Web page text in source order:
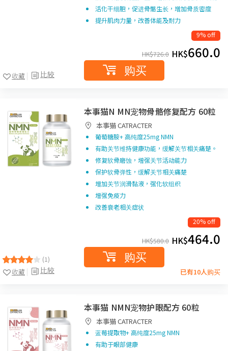
比较
收藏
活化干细胞，促进骨骼生长，增加骨质密度
提升肌肉力量，改善体能及耐力
9% off
HK$726.0 HK$660.0
购买
(1)
比较
收藏
本事猫N MN宠物骨骼修复配方 60粒
本事猫 CATRACTER
葡萄糖胺+ 高纯度25mg NMN
有助关节维持健康功能，缓解关节相关痛楚。
修复软骨磨蚀，增强关节活动能力
保护软骨弹性，缓解关节相关痛楚
增加关节润滑黏液，强化软组织
增强免疫力
改善衰老相关症状
20% off
HK$580.0 HK$464.0
购买
已有10人购买
本事猫 NMN宠物护眼配方 60粒
本事猫 CATRACTER
蓝莓提取物+ 高纯度25mg NMN
有助于眼部健康